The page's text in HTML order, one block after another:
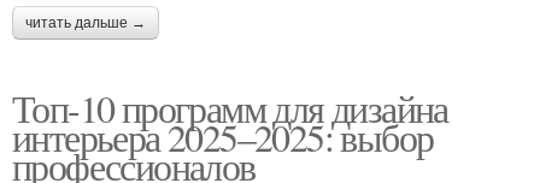
читать дальше →
Топ-10 программ для дизайна
интерьера 2025–2025: выбор
профессионалов